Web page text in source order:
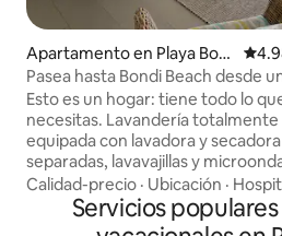
Apartamento en Playa Bon
di
Pasea hasta Bondi Beach desde
contemporáneo
Esto es un hogar: tiene todo lo
necesitas. Lavandería totalmente
equipada con lavadora y secadora
separadas, lavavajillas y
horno, placa de 4 fuegos,
agua, tostadora, plancha y
Nespresso. La unidad tiene una
Calidad-precio · Ubicación ·
Servicios